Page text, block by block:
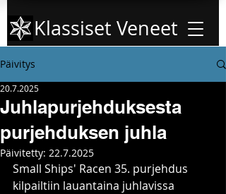
Klassiset Veneet
Päivitys
Juhlapurjehduksesta
purjehduksen juhla
20.7.2025
Päivitetty: 22.7.2025
Small Ships' Racen 35. purjehdus
kilpailtiin lauantaina juhlavissa